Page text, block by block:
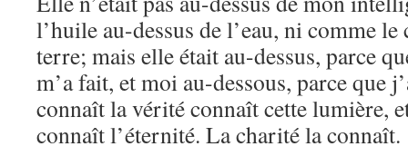
l’huile au-dessus de l’eau, ni comme le
terre; mais elle était au-dessus, parce
m’a fait, et moi au-dessous, parce que
connaît la vérité connaît cette lumière,
connaît l’éternité. La charité la connaît.